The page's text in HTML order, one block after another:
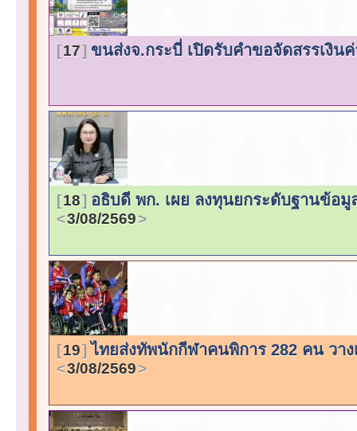
17 ขนส่งจ.กระบี่ เปิดรับคำขอจัดสรรเงิ
18 อธิบดี พก. เผย ลงทุนยกระดับฐานข้อ
3/08/2569
19 ไทยส่งทัพนักกีฬาคนพิการ 282 คน วาง
3/08/2569